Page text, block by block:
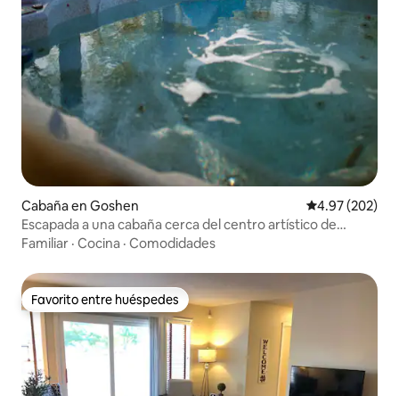
Cabaña en Goshen Calificación
4.97 (202)
Escapada a una cabaña cerca del centro artístico de
Goshen, limpia y tranquila
Familiar · Cocina · Comodidades
Favorito entre huéspedes
Favorito entre huéspedes